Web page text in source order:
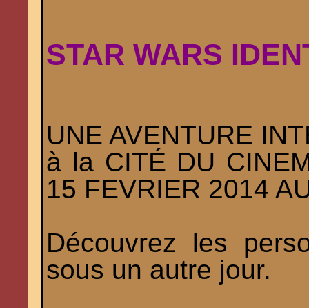
STAR WARS
UNE AVENTURE
à la CITÉ DU
15 FEVRIER 2014
Découvrez les
sous un autre jour.